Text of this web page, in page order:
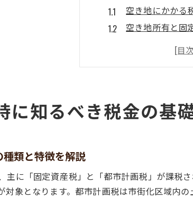
空き地にかかる
空き地所有と固
空き地の税金評
空き地の税金負
空き地の維持管
空き地にかかる固定
に知るべき税金の基
類と特徴を解説
主に「固定資産税」と「都市計画税」が課税
対象となります。都市計画税は市街化区域内